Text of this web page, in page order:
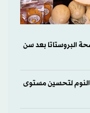
البروستاتا بعد سن
النوم لتحسين مستوى